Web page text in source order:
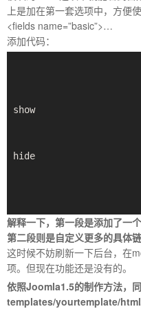
家,JOOMLA,JOOMLA模
板,JOOMLA教程,JOOMLA扩展
上是加在第一套选项中，方便使
<fields name=”basic”>…
添加代码：
解释一下，第一段是添加了一
第二段则是自定义更多的具体链
这时候不妨刷新一下后台，在
项。但现在功能还是没有的。
依照Joomla1.5的制作方法，
templates/yourtemplate/